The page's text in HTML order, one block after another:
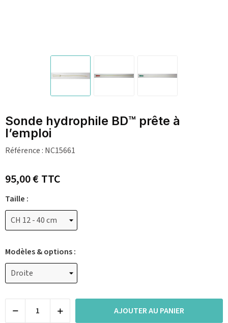
Sonde hydrophile BD™ prête à
l’emploi
Référence : NC15661
95,00 €TTC
Taille :
Modèles & options :
AJOUTER AU PANIER